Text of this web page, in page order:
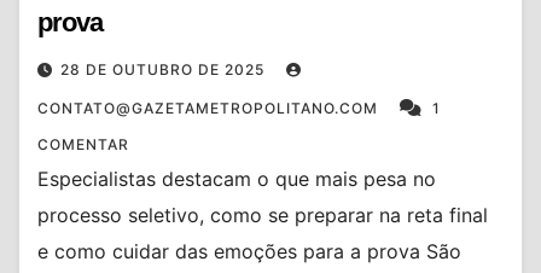
prova
28 DE OUTUBRO DE 2025
CONTATO@GAZETAMETROPOLITANO.COM
1
COMENTAR
Especialistas destacam o que mais pesa no
processo seletivo, como se preparar na reta final
e como cuidar das emoções para a prova São